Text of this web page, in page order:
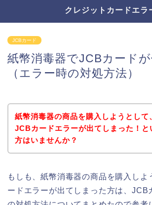
クレジットカードエラ
JCBカード
紙幣消毒器でJCBカードが
（エラー時の対処方法）
紙幣消毒器の商品を購入しようとして
JCBカードエラーが出てしまった！と
方はいませんか？
もしも、紙幣消毒器の商品を購入しよ
ードエラーが出てしまった方は、JCB